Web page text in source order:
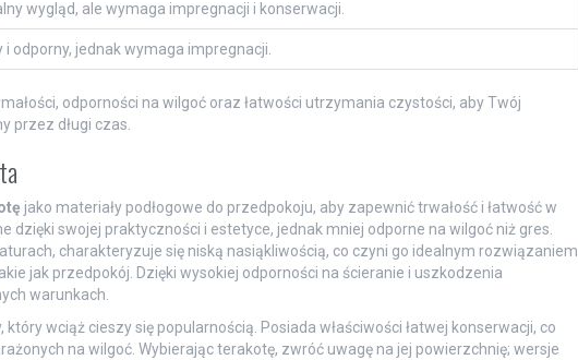
wygląd, ale wymaga impregnacji i konserwacji.
i odporny, jednak wymaga impregnacji.
odporności na wilgoć oraz łatwości utrzymania czystości, aby Twój
przez długi czas.
jako materiały podłogowe do przedpokoju, aby zapewnić trwałość i łatwość w
dzięki swojej praktyczności i estetyce, jednak mniej odporne na wilgoć niż gres.
charakteryzuje się niską nasiąkliwością, co czyni go idealnym rozwiązaniem
jak przedpokój. Dzięki wysokiej odporności na ścieranie i uszkodzenia
warunkach.
wciąż cieszy się popularnością. Posiada właściwości łatwej konserwacji, co
na wilgoć. Wybierając terakotę, zwróć uwagę na jej powierzchnię; wersje